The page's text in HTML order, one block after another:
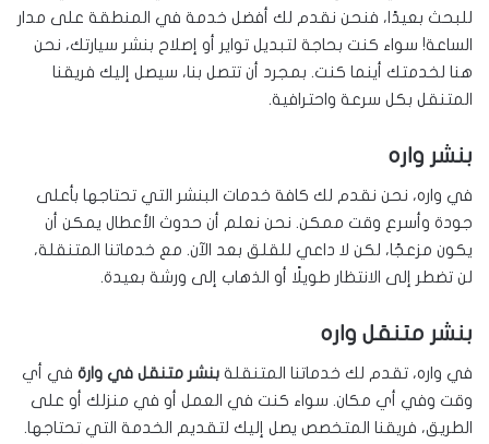
للبحث بعيدًا، فنحن نقدم لك أفضل خدمة في المنطقة على مدار
الساعة! سواء كنت بحاجة لتبديل تواير أو إصلاح بنشر سيارتك، نحن
هنا لخدمتك أينما كنت. بمجرد أن تتصل بنا، سيصل إليك فريقنا
المتنقل بكل سرعة واحترافية.
بنشر واره
في واره، نحن نقدم لك كافة خدمات البنشر التي تحتاجها بأعلى
جودة وأسرع وقت ممكن. نحن نعلم أن حدوث الأعطال يمكن أن
يكون مزعجًا، لكن لا داعي للقلق بعد الآن. مع خدماتنا المتنقلة،
لن تضطر إلى الانتظار طويلًا أو الذهاب إلى ورشة بعيدة.
بنشر متنقل واره
في واره، تقدم لك خدماتنا المتنقلة بنشر متنقل في وارة في أي
وقت وفي أي مكان. سواء كنت في العمل أو في منزلك أو على
الطريق، فريقنا المتخصص يصل إليك لتقديم الخدمة التي تحتاجها.